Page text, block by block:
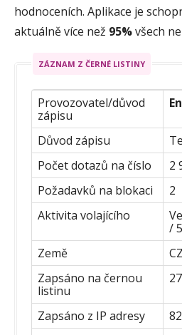
hodnoceních. Aplikace je
aktuálně více než 95%všech
ZÁZNAM Z ČERNÉ LISTINY
Provozovatel/důvod
zápisu
Důvod zápisu
Počet dotazů na číslo
2
Požadavků na blokaci
2
Aktivita volajícího
/
Země
CZ
Zapsáno na černou
listinu
Zapsáno z IP adresy